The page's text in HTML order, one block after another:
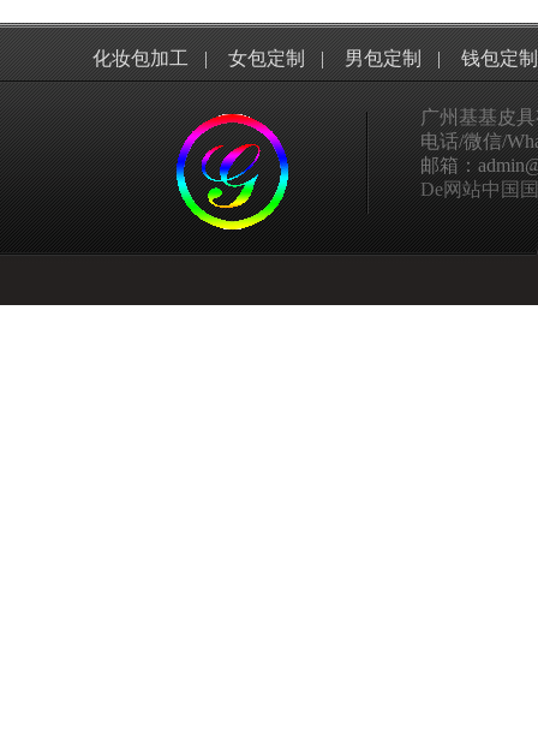
化妆包加工 | 女包定制 | 男包定制 | 钱包定制
广州基基皮
电话/微信/
邮箱：
De网站中国